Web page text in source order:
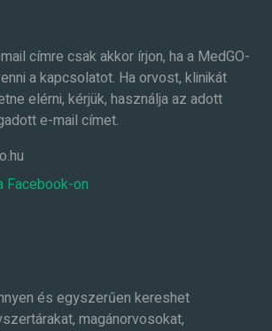
címre csak akkor írjon, ha a MedGO-
a kapcsolatot. Ha orvost, klinikát
elérni, kérjük, használja az adott
e-mail címet.
Facebook-on
és egyszerűen kereshet
magánorvosokat,